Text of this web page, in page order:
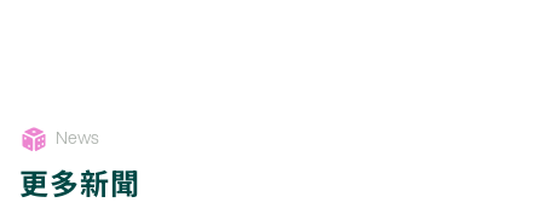
News
更多新聞